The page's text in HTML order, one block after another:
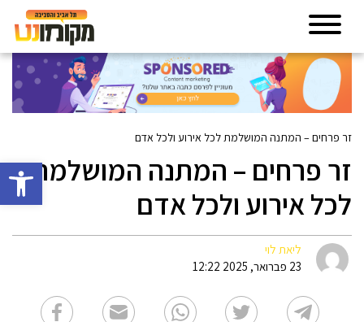
פתח
זר פרחים – המתנה המושלמת לכל אירוע ולכל אדם
זר פרחים – המתנה המושלמת
לכל אירוע ולכל אדם
ליאת לוי
23 פברואר, 2025 12:22